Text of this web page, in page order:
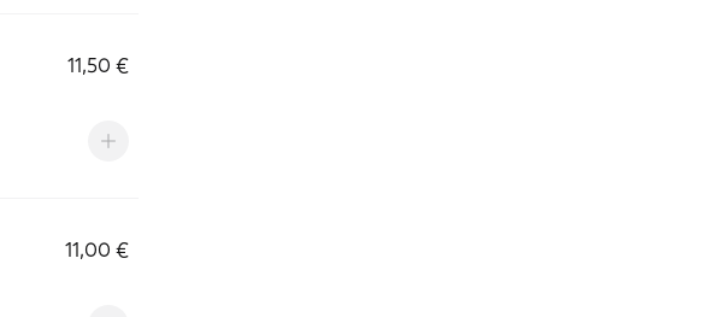
11,50 €
11,00 €